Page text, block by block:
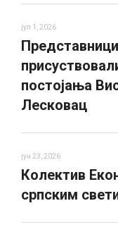
јул 1, 2026
постојања
Лесковац
јун 23, 2026
Колектив
српским